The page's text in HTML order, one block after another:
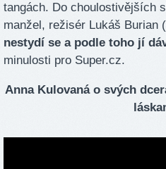
tangách. Do choulostivějších
manžel, režisér Lukáš Burian
nestydí se a podle toho jí
minulosti pro Super.cz.
Anna Kulovaná o svých